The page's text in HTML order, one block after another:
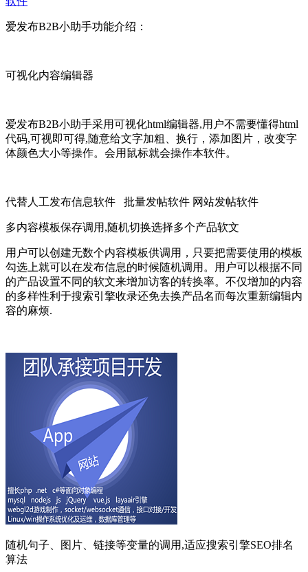
爱发布B2B小助手功能介绍：
可视化内容编辑器
爱发布B2B小助手采用可视化html编辑器,用户不需要懂得html
代码,可视即可得,随意给文字加粗、换行，添加图片，改变字
体颜色大小等操作。会用鼠标就会操作本软件。
代替人工发布信息软件 批量发帖软件 网站发帖软件
多内容模板保存调用,随机切换选择多个产品软文
用户可以创建无数个内容模板供调用，只要把需要使用的模板
勾选上就可以在发布信息的时候随机调用。用户可以根据不同
的产品设置不同的软文来增加访客的转换率。不仅增加的内容
的多样性利于搜索引擎收录还免去换产品名而每次重新编辑内
容的麻烦.
随机句子、图片、链接等变量的调用,适应搜索引擎SEO排名
算法